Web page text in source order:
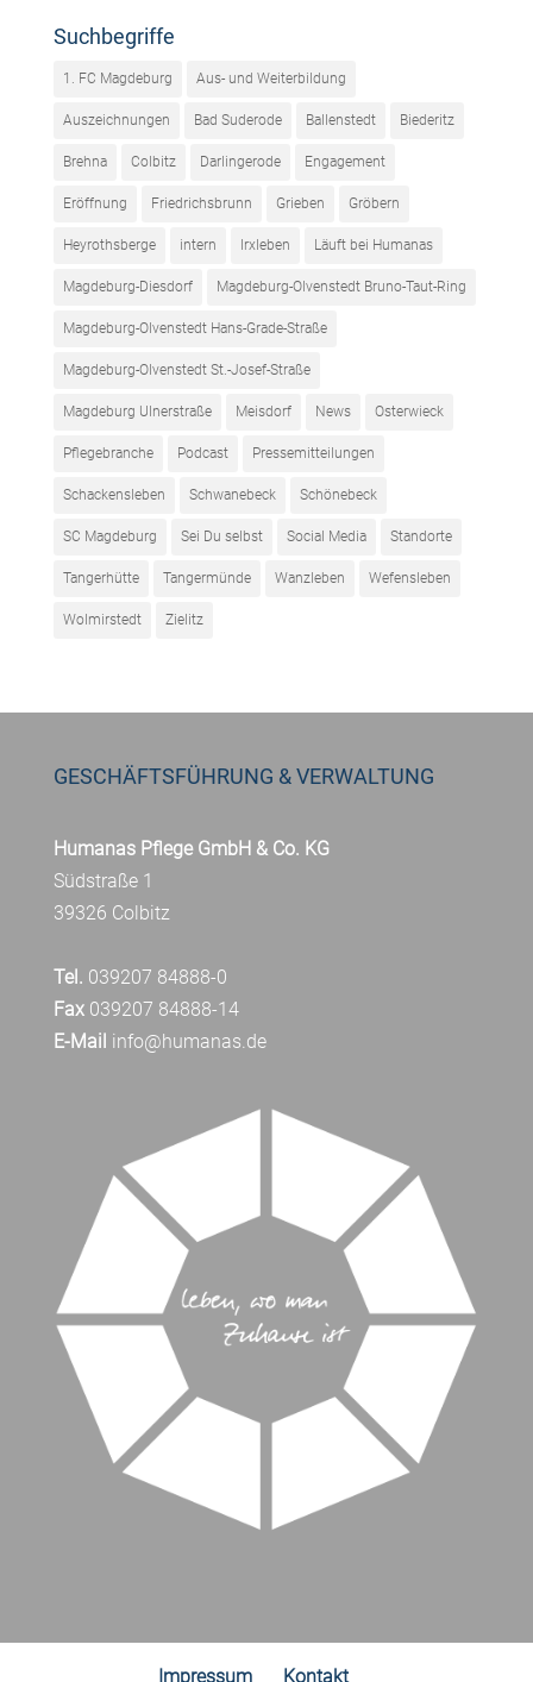
Suchbegriffe
1. FC Magdeburg Aus- und Weiterbildung
Auszeichnungen Bad Suderode Ballenstedt Biederitz
Brehna Colbitz Darlingerode Engagement
Eröffnung Friedrichsbrunn Grieben Gröbern
Heyrothsberge intern Irxleben Läuft bei Humanas
Magdeburg-Diesdorf Magdeburg-Olvenstedt Bruno-Taut-Ring
Magdeburg-Olvenstedt Hans-Grade-Straße
Magdeburg-Olvenstedt St.-Josef-Straße
Magdeburg Ulnerstraße Meisdorf News Osterwieck
Pflegebranche Podcast Pressemitteilungen
Schackensleben Schwanebeck Schönebeck
SC Magdeburg Sei Du selbst Social Media Standorte
Tangerhütte Tangermünde Wanzleben Wefensleben
Wolmirstedt Zielitz
GESCHÄFTSFÜHRUNG & VERWALTUNG
Humanas Pflege GmbH & Co. KG
Südstraße 1
39326 Colbitz
Tel. 039207 84888-0
Fax039207 84888-14
E-Mail info@humanas.de
Impressum Kontakt